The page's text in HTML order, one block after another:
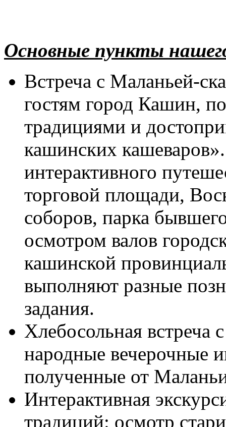
Основные пункты
Встреча с Маланьей-
гостям город Кашин,
традициями и
кашинских
интерактивного
торговой площади,
соборов, парка
осмотром валов
кашинской
выполняют разные
задания.
Хлебосольная
народные вечерочные
полученные от
Интерактивная
традиций: осмотр